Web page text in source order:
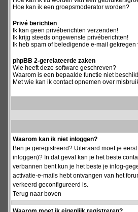
Hoe kan ik een groepsmoderator worden?
Privé berichten
Ik kan geen privéberichten verzenden!
Ik krijg steeds ongewenste privéberichten!
Ik heb spam of beledigende e-mail
phpBB 2-gerelateerde zaken
Wie heeft deze software geschreven?
Waarom is een bepaalde functie niet
Met wie kan ik contact opnemen over
Waarom kan ik niet inloggen?
Ben je geregistreerd? Uiteraard moet je
inloggen)? In dat geval kan je het beste
verbannen bent kun je het beste je inlog-
activatie-e-mails hebt ontvangen van het
verkeerd geconfigureerd is.
Terug naar boven